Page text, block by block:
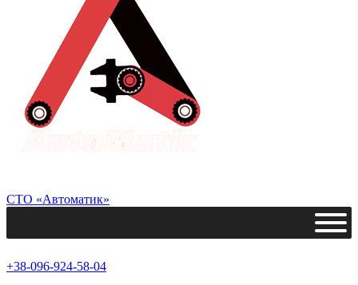
СТО «Автоматик»
+38-096-924-58-04